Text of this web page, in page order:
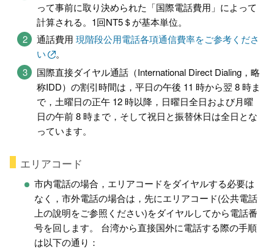
って事前に取り決められた「国際電話費用」によって
計算される。1回NT5＄が基本単位。
通話費用 現階段公用電話各項通信費率をご参考くださ
い
。
国際直接ダイヤル通話（International Direct Dialing，略
称IDD）の割引時間は，平日の午後 11 時から翌 8 時ま
で，土曜日の正午 12 時以降，日曜日全日および月曜
日の午前 8 時まで，そして祝日と振替休日は全日とな
っています。
エリアコード
市内電話の場合，エリアコードをダイヤルする必要は
なく，市外電話の場合は，先にエリアコード(公共電話
上の說明をご参照ください)をダイヤルしてから電話番
号を回します。 台湾から直接国外に電話する際の手順
は以下の通り：